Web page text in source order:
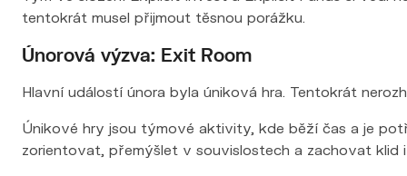
tentokrát musel přijmout těsnou porážku.
Únorová výzva: Exit Room
Hlavní událostí února byla úniková hra. Tentokrát
Únikové hry jsou týmové aktivity, kde běží čas a je
zorientovat, přemýšlet v souvislostech a zachovat